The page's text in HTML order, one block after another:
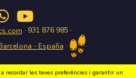
· 931 876 985 ·
- España ·
recordar les teves preferències i garantir un